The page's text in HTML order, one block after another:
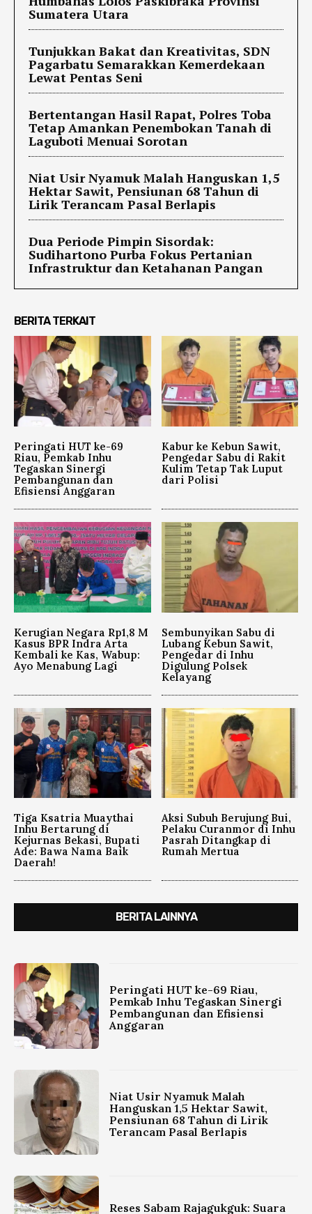
Sumatera Utara
Tunjukkan Bakat dan Kreativitas, SDN
Pagarbatu Semarakkan Kemerdekaan
Lewat Pentas Seni
Bertentangan Hasil Rapat, Polres Toba
Tetap Amankan Penembokan Tanah di
Laguboti Menuai Sorotan
Niat Usir Nyamuk Malah Hanguskan 1,5
Hektar Sawit, Pensiunan 68 Tahun di
Lirik Terancam Pasal Berlapis
Dua Periode Pimpin Sisordak:
Sudihartono Purba Fokus Pertanian
Infrastruktur dan Ketahanan Pangan
BERITA TERKAIT
Peringati HUT ke-69
Riau, Pemkab Inhu
Tegaskan Sinergi
Pembangunan dan
Efisiensi Anggaran
Kabur ke Kebun Sawit,
Pengedar Sabu di Rakit
Kulim Tetap Tak Luput
dari Polisi
Kerugian Negara Rp1,8 M
Kasus BPR Indra Arta
Kembali ke Kas, Wabup:
Ayo Menabung Lagi
Sembunyikan Sabu di
Lubang Kebun Sawit,
Pengedar di Inhu
Digulung Polsek
Kelayang
Tiga Ksatria Muaythai
Inhu Bertarung di
Kejurnas Bekasi, Bupati
Ade: Bawa Nama Baik
Daerah!
Aksi Subuh Berujung Bui,
Pelaku Curanmor di Inhu
Pasrah Ditangkap di
Rumah Mertua
BERITA LAINNYA
Peringati HUT ke-69 Riau,
Pemkab Inhu Tegaskan Sinergi
Pembangunan dan Efisiensi
Anggaran
Niat Usir Nyamuk Malah
Hanguskan 1,5 Hektar Sawit,
Pensiunan 68 Tahun di Lirik
Terancam Pasal Berlapis
Reses Sabam Rajagukguk: Suara